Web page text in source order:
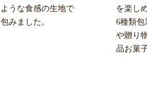
ような食感の生地で
包みました。
を楽し
6種類包
や贈り
品お菓